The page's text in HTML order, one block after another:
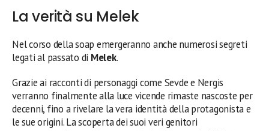
La verità su Melek
Nel corso della soap emergeranno anche numerosi segreti
legati al passato di Melek.
Grazie ai racconti di personaggi come Sevde e Nergis
verranno finalmente alla luce vicende rimaste nascoste per
decenni, fino a rivelare la vera identità della protagonista e
le sue origini. La scoperta dei suoi veri genitori